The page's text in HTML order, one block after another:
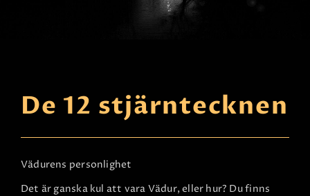
JOBBA SOM SPÅDAM
De 12 stjärntecknen
Vädurens personlighet
Det är ganska kul att vara Vädur, eller hur? Du finns